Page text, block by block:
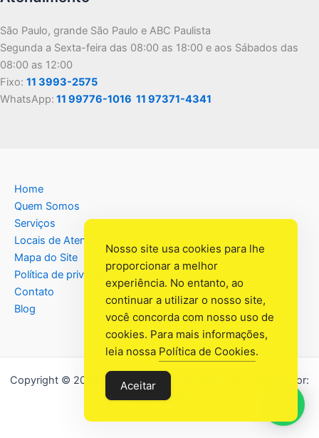
São Paulo, grande São Paulo e ABC Paulista
Segunda a Sexta-feira das 08:00 as 18:00 e aos Sábados das
08:00 as 12:00
Fixo: 11 3993-2575
WhatsApp: 11 99776-1016 11 97371-4341
Home
Quem Somos
Serviços
Locais de Atendimento
Mapa do Site
Política de privacidade
Contato
Blog
Copyright © 2026 Assistência Têcnica Eletro Lar | Criado por:
Industrial Web
Nosso site usa cookies para lhe
proporcionar a melhor
experiência. No entanto, ao
continuar a utilizar o nosso site,
você concorda com nosso uso de
cookies. Para mais informações,
leia nossa Política de Cookies.
Aceitar